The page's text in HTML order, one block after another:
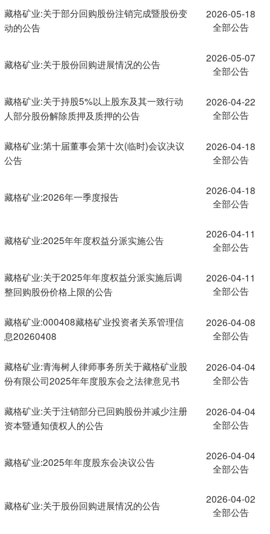
藏格矿业:关于部分回购股份注销完成暨股份变
动的公告
2026-05-18
全部公告
藏格矿业:关于股份回购进展情况的公告
2026-05-07
全部公告
藏格矿业:关于持股5%以上股东及其一致行动
人部分股份解除质押及质押的公告
2026-04-22
全部公告
藏格矿业:第十届董事会第十次(临时)会议决议
公告
2026-04-18
全部公告
藏格矿业:2026年一季度报告
2026-04-18
全部公告
藏格矿业:2025年年度权益分派实施公告
2026-04-11
全部公告
藏格矿业:关于2025年年度权益分派实施后调
整回购股份价格上限的公告
2026-04-11
全部公告
藏格矿业:000408藏格矿业投资者关系管理信
息20260408
2026-04-08
全部公告
藏格矿业:青海树人律师事务所关于藏格矿业股
份有限公司2025年年度股东会之法律意见书
2026-04-04
全部公告
藏格矿业:关于注销部分已回购股份并减少注册
资本暨通知债权人的公告
2026-04-04
全部公告
藏格矿业:2025年年度股东会决议公告
2026-04-04
全部公告
藏格矿业:关于股份回购进展情况的公告
2026-04-02
全部公告